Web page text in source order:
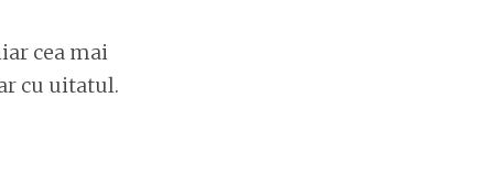
cea mai
cu uitatul.